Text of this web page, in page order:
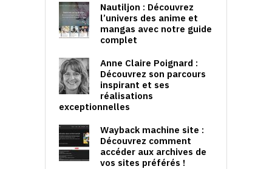
Nautiljon : Découvrez
l’univers des anime et
mangas avec notre guide
complet
Anne Claire Poignard :
Découvrez son parcours
inspirant et ses
réalisations
exceptionnelles
Wayback machine site :
Découvrez comment
accéder aux archives de
vos sites préférés !